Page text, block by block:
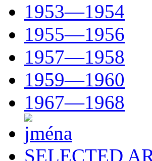
1953—1954
1955—1956
1957—1958
1959—1960
1967—1968
SELECTED